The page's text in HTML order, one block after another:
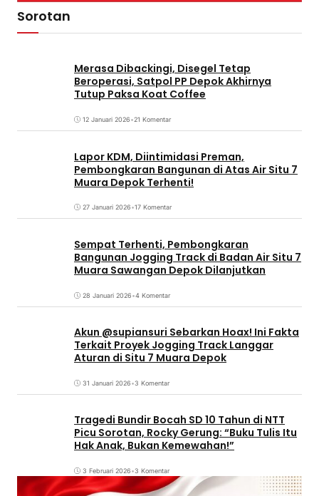
Sorotan
Merasa Dibackingi, Disegel Tetap
Beroperasi, Satpol PP Depok Akhirnya
Tutup Paksa Koat Coffee
12 Januari 2026•21 Komentar
Lapor KDM, Diintimidasi Preman,
Pembongkaran Bangunan di Atas Air Situ 7
Muara Depok Terhenti!
27 Januari 2026•17 Komentar
Sempat Terhenti, Pembongkaran
Bangunan Jogging Track di Badan Air Situ 7
Muara Sawangan Depok Dilanjutkan
28 Januari 2026•4 Komentar
Akun @supiansuri Sebarkan Hoax! Ini Fakta
Terkait Proyek Jogging Track Langgar
Aturan di Situ 7 Muara Depok
31 Januari 2026•3 Komentar
Tragedi Bundir Bocah SD 10 Tahun di NTT
Picu Sorotan, Rocky Gerung: “Buku Tulis Itu
Hak Anak, Bukan Kemewahan!”
3 Februari 2026•3 Komentar